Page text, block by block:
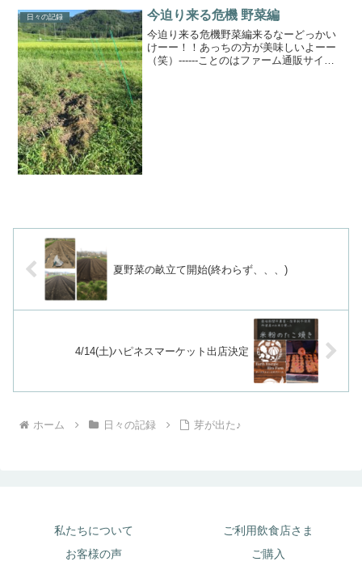
日々の記録 今迫り来る危機 野菜編
今迫り来る危機野菜編来るなーどっかい
けーー！！あっちの方が美味しいよーー
（笑）------ことのはファーム通販サイト
夏野菜の畝立て開始(終わらず、、、)
4/14(土)ハピネスマーケット出店決定
ホーム 日々の記録 芽が出た♪
私たちについて
ご利用飲食店さま
お客様の声
ご購入